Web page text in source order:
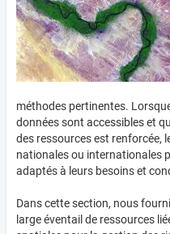
méthodes pertinentes.
données sont accessibles et
des ressources est renforcée,
nationales ou internationales
adaptés à leurs besoins et
Dans cette section, nous
large éventail de ressources